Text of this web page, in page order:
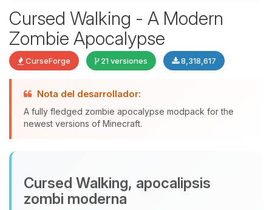
Cursed Walking - A Modern
Zombie Apocalypse
CurseForge 21 versiones 8,318,617
Nota del desarrollador:
A fully fledged zombie apocalypse modpack for the
newest versions of Minecraft.
Cursed Walking, apocalipsis
zombi moderna
hablar! Soy Choupy, tu pequeno
asistente de BoxToPlay. Cuentame
que necesitas y moveré mis